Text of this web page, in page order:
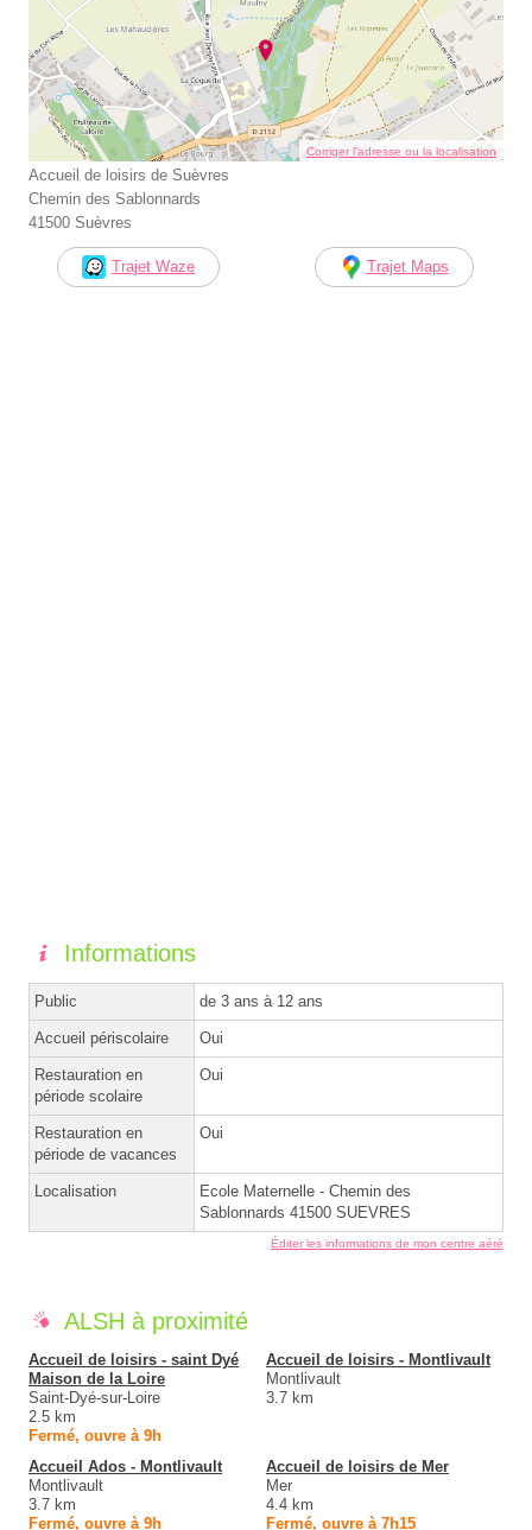
Corriger l’adresse ou la localisation
Accueil de loisirs de Suèvres
Chemin des Sablonnards
41500 Suèvres
Trajet Waze Trajet Maps
Informations
Public de 3 ans à 12 ans
Accueil périscolaire Oui
Restauration en
période scolaire
Oui
Restauration en
période de vacances
Oui
Localisation
Ecole Maternelle - Chemin des
Sablonnards 41500 SUEVRES
Éditer les informations de mon centre aéré
ALSH à proximité
Accueil de loisirs - saint Dyé
Maison de la Loire
Saint-Dyé-sur-Loire
2.5 km
Fermé, ouvre à 9h
Accueil de loisirs - Montlivault
Montlivault
3.7 km
Accueil Ados - Montlivault
Montlivault
3.7 km
Fermé, ouvre à 9h
Accueil de loisirs de Mer
Mer
4.4 km
Fermé, ouvre à 7h15